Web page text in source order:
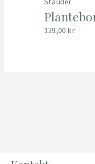
129,00 kr.